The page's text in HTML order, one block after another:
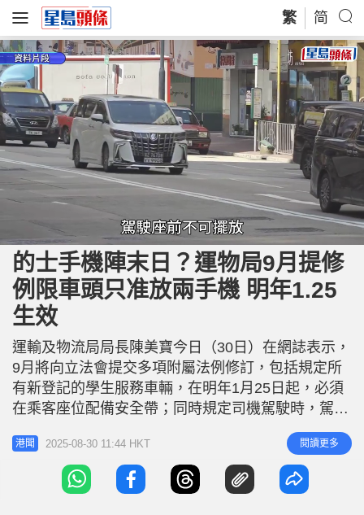
繁 简
n
u
t
e
L
o
a
d
e
d
:
8
7
的士手機陣末日？運物局9月提修
例限車頭只准放兩手機 明年1.25
生效
運輸及物流局局長陳美寶今日（30日）在網誌表示，
9月將向立法會提交多項附屬法例修訂，包括規定所
有新登記的學生服務車輛，在明年1月25日起，必須
在乘客座位配備安全帶；同時規定司機駕駛時，駕駛
座前將不可放置多於兩部流動電訊裝置。 要求司機
駕駛座前不可放置多於兩部流動電訊裝置 針對乘坐
校車的年幼學童的需要，以及現有學生服務車輛的車
齡及業界營運環境的最新變化，運輸及物流局會在9
港聞 2025-08-30 11:44 HKT 閱讀更多